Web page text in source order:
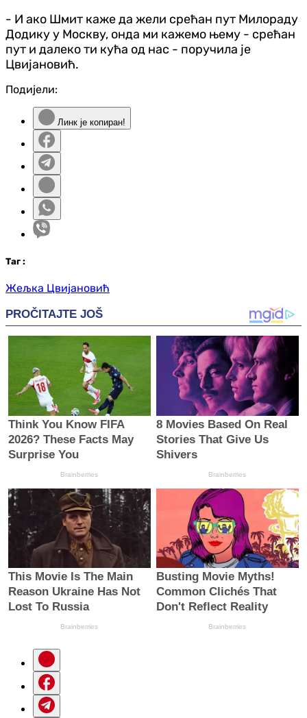
- И ако Шмит каже да жели срећан пут Милораду
Додику у Москву, онда ми кажемо њему - срећан
пут и далеко ти кућа од нас - поручила је
Цвијановић.
Подијели:
Линк је копиран!
Таг :
Жељка Цвијановић